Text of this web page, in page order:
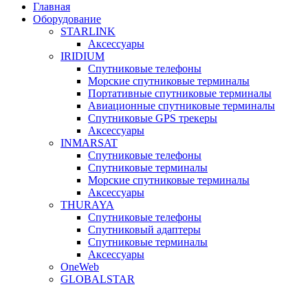
Главная
Оборудование
STARLINK
Аксессуары
IRIDIUM
Спутниковые телефоны
Морские спутниковые терминалы
Портативные спутниковые терминалы
Авиационные спутниковые терминалы
Спутниковые GPS трекеры
Аксессуары
INMARSAT
Спутниковые телефоны
Спутниковые терминалы
Морские спутниковые терминалы
Аксессуары
THURAYA
Спутниковые телефоны
Спутниковый адаптеры
Спутниковые терминалы
Аксессуары
OneWeb
GLOBALSTAR